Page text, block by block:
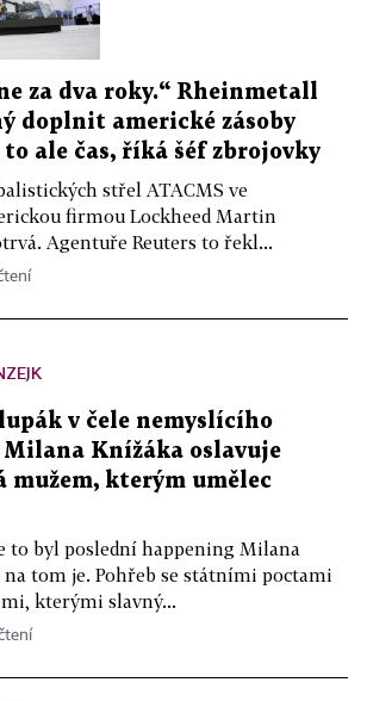
za dva roky.“ Rheinmetall
doplnit americké zásoby
to ale čas, říká šéf zbrojovky
střel ATACMS ve
firmou Lockheed Martin
Agentuře Reuters to řekl...
v čele nemyslícího
Milana Knížáka oslavuje
mužem, kterým umělec
to byl poslední happening Milana
na tom je. Pohřeb se státními poctami
kterými slavný...